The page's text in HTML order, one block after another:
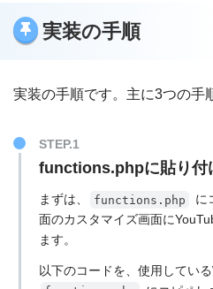
実装の手順
実装の手順です。主に3つの手
functions.phpに貼り付
まずは、 functions.php
に
面のカスタマイズ画面に
ます。
以下のコードを、使用してい